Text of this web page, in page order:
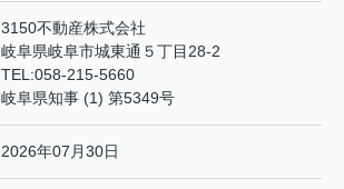
3150不動産株式会社
岐阜県岐阜市城東通５丁目28-2
TEL:058-215-5660
岐阜県知事 (1) 第5349号
2026年07月30日